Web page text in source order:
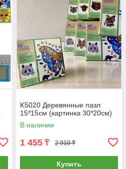
K5020 Деревянные пазл
15*15см (картинка 30*20см)
В наличии
1 455 ₸ 2 910 ₸
Купить